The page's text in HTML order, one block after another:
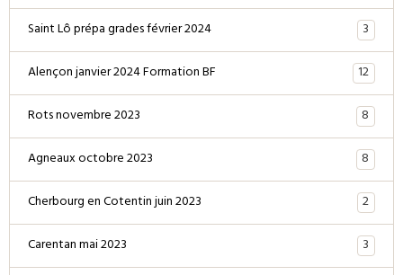
Saint Lô prépa grades février 2024
3
Alençon janvier 2024 Formation BF
12
Rots novembre 2023
8
Agneaux octobre 2023
8
Cherbourg en Cotentin juin 2023
2
Carentan mai 2023
3